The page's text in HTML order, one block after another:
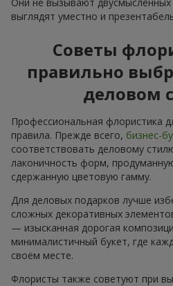
выглядят уместно и
Советы
правильно
деловом
Профессиональная флористика
правила. Прежде всего, бизнес-
соответствовать деловому
лаконичность форм,
сдержанную цветовую гамму.
Для деловых подарков лучше
сложных декоративных
— изысканная дорогая
минималистичный букет, где
своём месте.
Флористы также советуют при